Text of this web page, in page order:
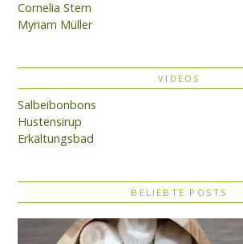
Cornelia Stern
Myriam Müller
VIDEOS
Salbeibonbons
Hustensirup
Erkältungsbad
BELIEBTE POSTS